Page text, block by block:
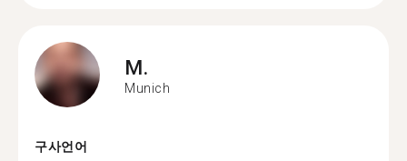
M.
Munich
구사언어